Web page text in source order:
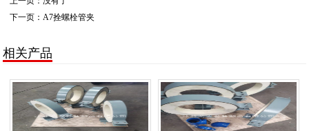
下一页：A7拴螺栓管夹
相关产品